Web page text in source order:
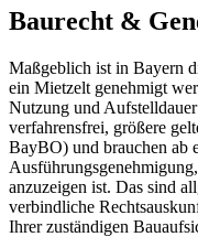
Baurecht &
Maßgeblich ist in Bayern
ein Mietzelt genehmigt
Nutzung und
verfahrensfrei, größere
BayBO) und brauchen ab
anzuzeigen ist. Das sind
verbindliche
Ihrer zuständigen